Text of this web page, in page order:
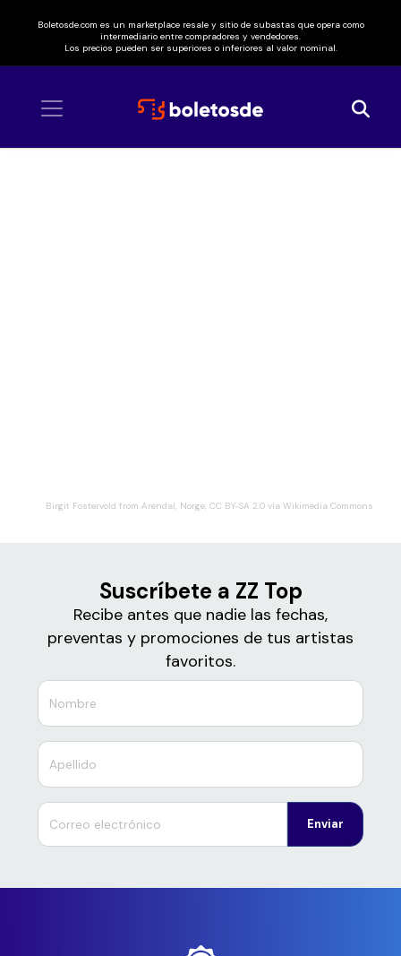
Boletosde.com es un marketplace resale y sitio de subastas que opera como
intermediario entre compradores y vendedores.
Los precios pueden ser superiores o inferiores al valor nominal.
Birgit Fostervold from Arendal, Norge, CC BY-SA 2.0 vía Wikimedia Commons
Suscríbete a ZZ Top
Recibe antes que nadie las fechas,
preventas y promociones de tus artistas
favoritos.
Enviar